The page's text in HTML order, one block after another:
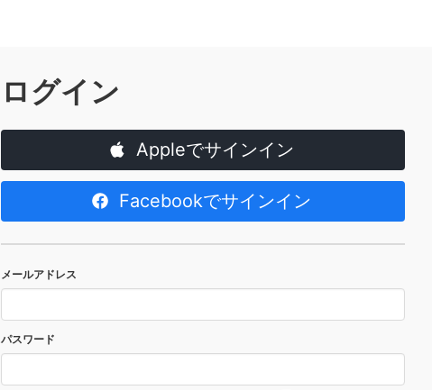
ログイン
Appleでサインイン
Facebookでサインイン
メールアドレス
パスワード